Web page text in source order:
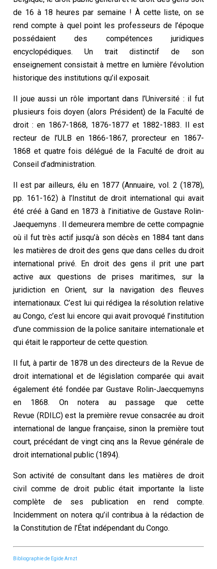
de 16 à 18 heures par semaine ! À cette liste, on se
rend compte à quel point les professeurs de l’époque
possédaient des compétences juridiques
encyclopédiques. Un trait distinctif de son
enseignement consistait à mettre en lumière l’évolution
historique des institutions qu’il exposait.
Il joue aussi un rôle important dans l’Université : il fut
plusieurs fois doyen (alors Président) de la Faculté de
droit : en 1867-1868, 1876-1877 et 1882-1883. Il est
recteur de l’ULB en 1866-1867, prorecteur en 1867-
1868 et quatre fois délégué de la Faculté de droit au
Conseil d’administration.
Il est par ailleurs, élu en 1877 (Annuaire, vol. 2 (1878),
pp. 161-162) à l’Institut de droit international qui avait
été créé à Gand en 1873 à l’initiative de Gustave Rolin-
Jaequemyns . Il demeurera membre de cette compagnie
où il fut très actif jusqu’à son décès en 1884 tant dans
les matières de droit des gens que dans celles du droit
international privé. En droit des gens il prit une part
active aux questions de prises maritimes, sur la
juridiction en Orient, sur la navigation des fleuves
internationaux. C’est lui qui rédigea la résolution relative
au Congo, c’est lui encore qui avait provoqué l’institution
d’une commission de la police sanitaire internationale et
qui était le rapporteur de cette question.
Il fut, à partir de 1878 un des directeurs de la Revue de
droit international et de législation comparée qui avait
également été fondée par Gustave Rolin-Jaecquemyns
en 1868. On notera au passage que cette
Revue (RDILC) est la première revue consacrée au droit
international de langue française, sinon la première tout
court, précédant de vingt cinq ans la Revue générale de
droit international public (1894).
Son activité de consultant dans les matières de droit
civil comme de droit public était importante la liste
complète de ses publication en rend compte.
Incidemment on notera qu’il contribua à la rédaction de
la Constitution de l’État indépendant du Congo.
Bibliographie de Egide Arnzt